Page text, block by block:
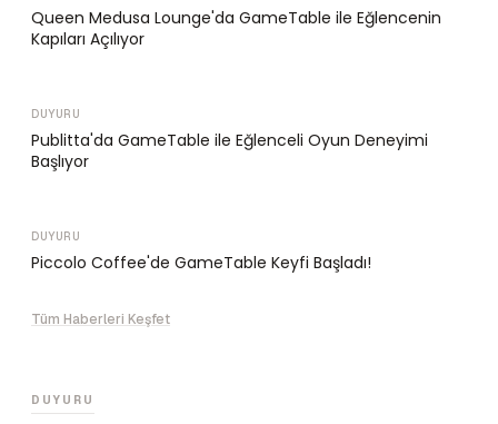
Queen Medusa Lounge'da GameTable ile Eğlencenin
Kapıları Açılıyor
DUYURU
Publitta'da GameTable ile Eğlenceli Oyun Deneyimi
Başlıyor
DUYURU
Piccolo Coffee'de GameTable Keyfi Başladı!
Tüm Haberleri Keşfet
DUYURU